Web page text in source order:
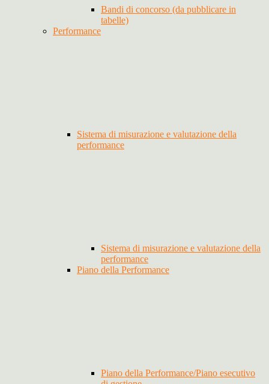
Bandi di concorso (da pubblicare in
tabelle)
Performance
Sistema di misurazione e valutazione della
performance
Sistema di misurazione e valutazione della
performance
Piano della Performance
Piano della Performance/Piano esecutivo